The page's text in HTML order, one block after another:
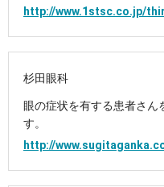
http://www.1stsc.co.jp/
杉田眼科
眼の症状を有する患者さん
す。
http://